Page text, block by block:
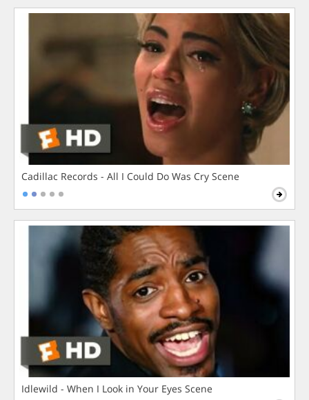
Cadillac Records - All I Could Do Was Cry Scene
Idlewild - When I Look in Your Eyes Scene